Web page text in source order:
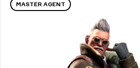
MASTER AGENT